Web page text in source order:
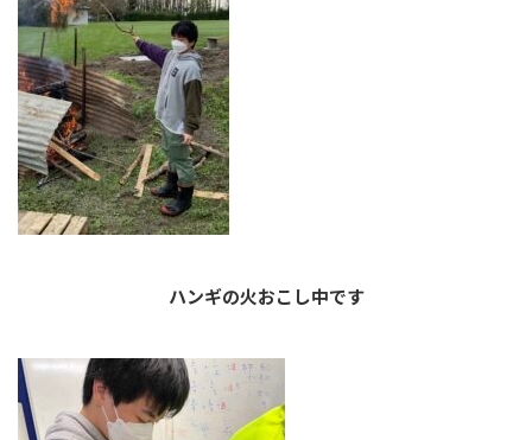
ハンギの火おこし中です